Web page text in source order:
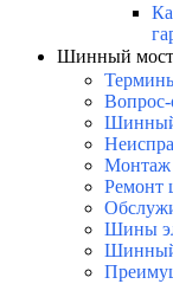
Шинный мост
Вопрос-
Монтаж
Ремонт
Шины
Шинный